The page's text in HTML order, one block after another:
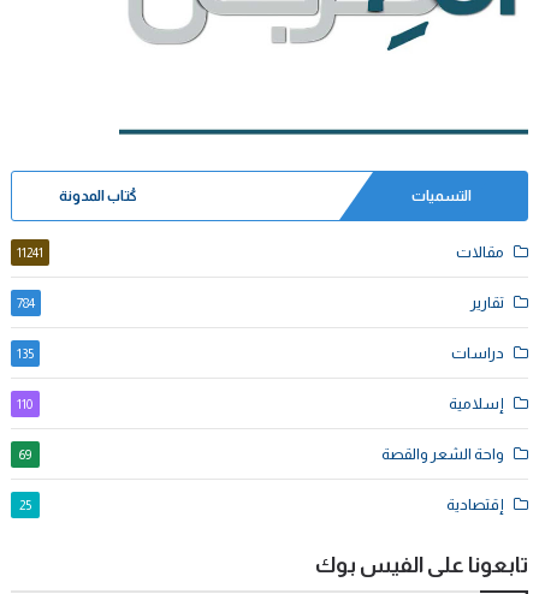
التسميات كُتاب المدونة
مقالات 11241
تقارير 784
دراسات 135
إسلامية 110
واحة الشعر والقصة 69
إقتصادية 25
تابعونا على الفيس بوك